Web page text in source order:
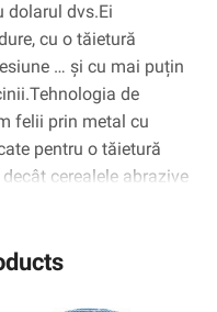
dolarul dvs.Ei
cu o tăietură
… și cu mai puțin
de
felii prin metal cu
pentru o tăietură
cerealele abrazive
mai repede.